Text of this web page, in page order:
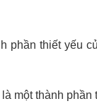
phần thiết yếu
một thành